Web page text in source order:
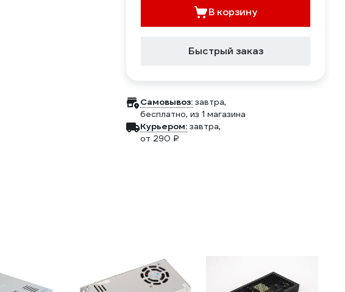
В корзину
Быстрый заказ
Самовывоз: завтра,
бесплатно, из 1 магазина
Курьером: завтра,
от 290 ₽